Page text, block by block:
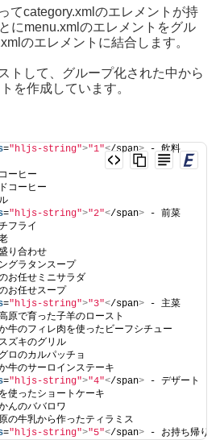
てcategory.xmlのエレメントが持
にmenu.xmlのエレメントをグル
のエレメントに結合します。
トして、グループ化された中から
を作成しています。
="hljs-string">"1"</span> - 飲料
ーヒー
コーヒー
="hljs-string">"2"</span> - 前菜
フライ
り合わせ
グラタンスープ
お任せミニサラダ
お任せスープ
="hljs-string">"3"</span> - 主菜
原で育った子羊のロースト
牛のフィレ肉を使ったビーフシチュー
ズキのグリル
ロのカルパッチョ
牛のサーロインステーキ
="hljs-string">"4"</span> - デザート
使ったショートケーキ
んのババロワ
の牛乳から作ったティラミス
="hljs-string">"5"</span> - お持ち帰り